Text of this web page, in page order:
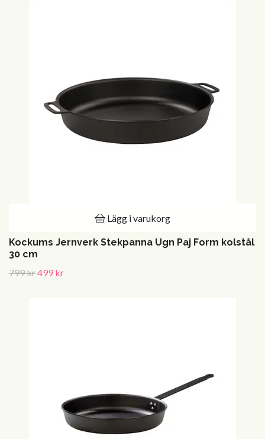
Lägg i varukorg
Kockums Jernverk Stekpanna Ugn Paj Form kolstål
30 cm
799 kr499 kr